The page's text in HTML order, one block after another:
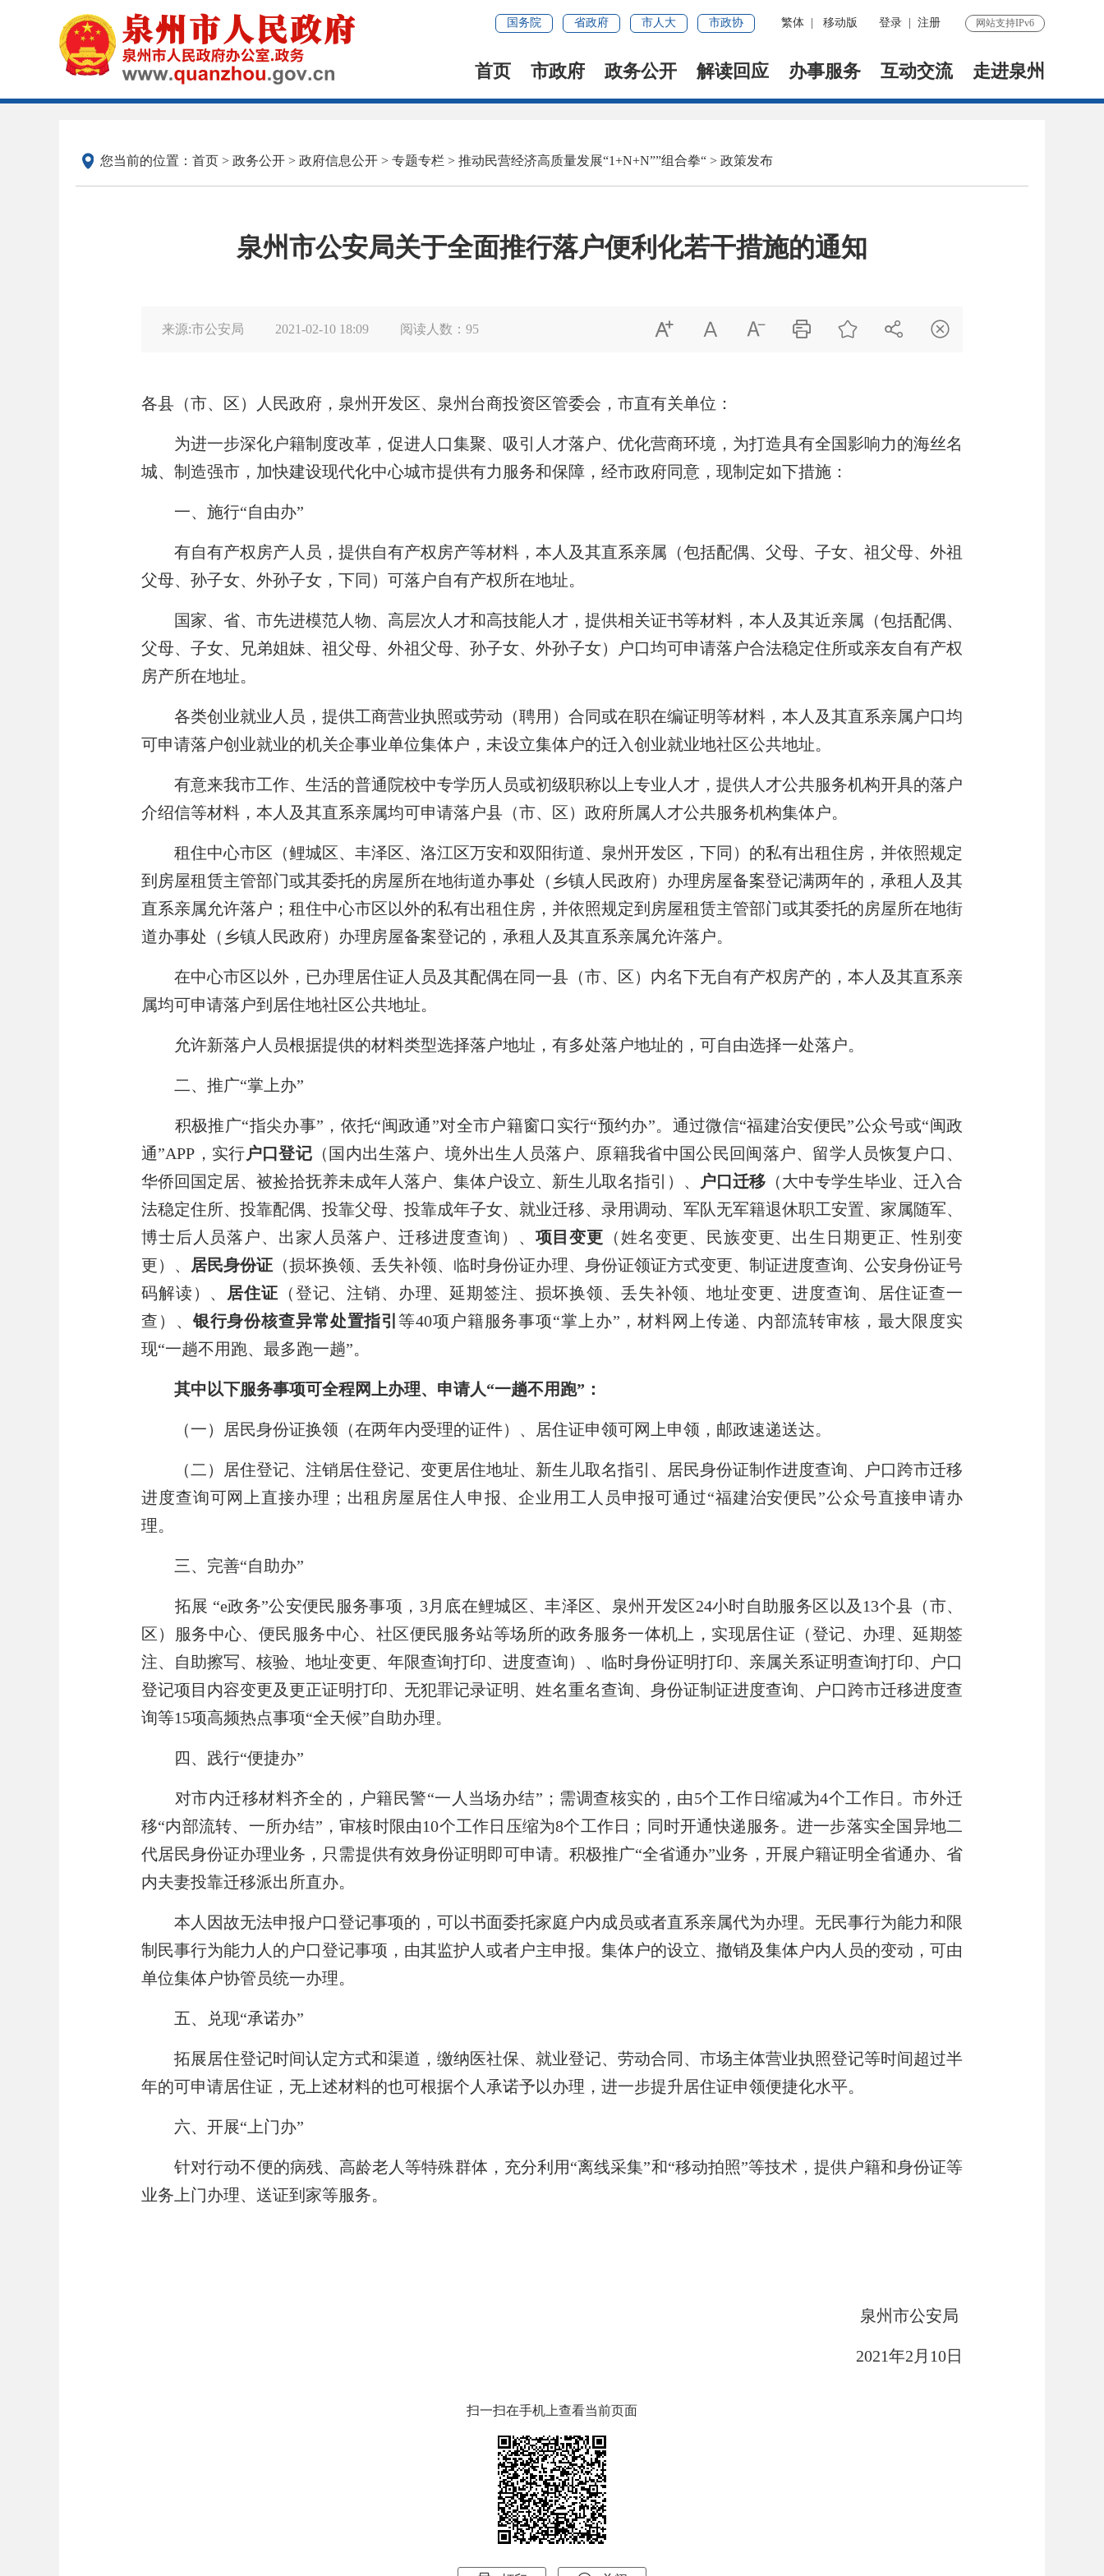
国务院 省政府 市人大 市政协 繁体 移动版 登录 注册 网站支持IPv6
首页 市政府 政务公开 解读回应 办事服务 互动交流 走进泉州
您当前的位置： 首页 > 政务公开 > 政府信息公开 > 专题专栏 > 推动民营经济高质量发展“1+N+N””组合拳“ > 政策发布
泉州市公安局关于全面推行落户便利化若干措施的通知
来源:市公安局 2021-02-10 18:09 阅读人数： 95       
各县（市、区）人民政府，泉州开发区、泉州台商投资区管委会，市直有关单位：
为进一步深化户籍制度改革，促进人口集聚、吸引人才落户、优化营商环境，为打造具有全国影响力的海丝名
城、制造强市，加快建设现代化中心城市提供有力服务和保障，经市政府同意 ，现制定如下措施：
一、施行“自由办”
有自有产权房产人员，提供自有产权房产等材料，本人及其直系亲属（包括配偶、父母、子女、祖父母、外祖
父母、孙子女、外孙子女，下同）可落户自有产权所在地址。
国家、省、市先进模范人物、高层次人才和高技能人才，提供相关证书等材料，本人及其近亲属（包括配偶、
父母、子女、
兄弟姐妹、 祖父母、外祖父母、孙子女、外孙子女）户口均可申请落户合法稳定住所或亲友自有产权
房产所在地址。
各类创业就业人员，提供工商营业执照或劳动（聘用）合同或在职在编证明等材料，本人及其直系亲属户口均
可申请落户创业就业的机关企事业单位集体户，未设立集体户的迁入创业就业地社区公共地址。
有意来我市工作、生活的普通院校中专学历人员或初级职称以上专业人才，提供人才公共服务机构开具的落户
介绍信等材料，本人及其直系亲属均可申请落户县（市、区）政府所属人才公共服务机构集体户。
租住中心市区（鲤城区、丰泽区、洛江区万安和双阳街道、泉州开发区，下同）的私有出租住房，并依照规定
到房屋租赁主管部门或其委托的房屋所在地街道办事处（乡镇人民政府）办理房屋备案登记满两年的，承租人及其
直系亲属允许落户；租住中心市区以外的私有出租住房，并依照规定到房屋租赁主管部门或其委托的房屋所在地街
道办事处（乡镇人民政府）办理房屋备案登记的，承租人及其直系亲属允许落户。
在中心市区以外，已办理居住证人员及其配偶在同一县（市、区）内名下无自有产权房产的，本人及其直系亲
属均可申请落户到居住地社区公共地址。
允许新落户人员根据提供的材料类型选择落户地址，有多处落户地址的，可自由选择一处落户。
二、推广“掌上办”
积极推广“指尖办事”，依托“闽政通”对全市户籍窗口实行“预约办”。通过微信“福建治安便民”公众号或“闽政
通”APP， 实行 户口登记（国内出生落户、境外出生人员落户、原籍我省中国公民回闽落户、留学人员恢复户口、
华侨回国定居、被捡拾抚养未成年人落户、集体户设立、新生儿取名指引）、
户口迁移 （大中专学生毕业、迁入合
法稳定住所、投靠配偶、投靠父母、投靠成年子女、就业迁移、录用调动、军队无军籍退休职工安置、家属随军、
博士后人员落户、出家人员落户、迁移进度查询）、 项目变更 （姓名变更、民族变更、出生日期更正、性别变
更）、 居民身份证 （损坏换领、丢失补领、临时身份证办理、身份证领证方式变更、制证进度查询、公安身份证号
码解读）、 居住证 （登记、注销、办理、延期签注、损坏换领、丢失补领、地址变更、进度查询、居住证查一
查）、 银行身份核查异常处置指引等40项户籍服务事项“掌上办” ，材料网上传递、内部流转审核，最大限度实
现“一趟不用跑、最多跑一趟”。
其中以下服务事项可全程网上办理、申请人“一趟不用跑” ：
（一）居民身份证换领（在两年内受理的证件）、居住证申领可网上申领，邮政速递送达。
（二）居住登记、注销居住登记、变更居住地址、新生儿取名指引、居民身份证制作进度查询、户口跨市迁移
进度查询可网上直接办理；出租房屋居住人申报、企业用工人员申报可通过“福建治安便民”公众号直接申请办
理。
三、完善“自助办”
拓展 “e政务”公安便民服务事项，3月底在鲤城区、丰泽区、泉州开发区24小时自助服务区以及13个县（市、
区）服务中心、便民服务中心、社区便民服务站等场所的政务服务一体机上，实现居住证（登记、办理、延期签
注、自助擦写、核验、地址变更、年限查询打印、进度查询）、临时身份证明打印、亲属关系证明查询打印、户口
登记项目内容变更及更正证明打印、无犯罪记录证明、姓名重名查询、身份证制证进度查询、户口跨市迁移进度查
询等15项高频热点事项“全天候”自助办理。
四、践行“便捷办”
对市内迁移材料齐全的，户籍民警“一人当场办结” ；需调查核实的，由5个工作日缩减为4个工作日。市外迁
移“内部流转、一所办结” ，审核时限由10个工作日压缩为8个工作日；同时开通快递服务。进一步落实全国异地二
代居民身份证办理业务，只需提供有效身份证明即可申请。积极推广“全省通办”业务，开展户籍证明全省通办、省
内夫妻投靠迁移派出所直办。
本人因故无法申报户口登记事项的，可以书面委托家庭户内成员或者直系亲属代为办理。无民事行为能力和限
制民事行为能力人的户口登记事项，由其监护人或者户主申报。 集体户的设立、撤销及集体户内人员的变动，可由
单位集体户协管员统一办理。
五、兑现“承诺办”
拓展居住登记时间认定方式和渠道，缴纳医社保、就业登记、劳动合同、市场主体营业执照登记等时间超过半
年的可申请居住证，无上述材料的也可根据个人承诺予以办理，进一步提升居住证申领便捷化水平。
六、开展“ 上门办”
针对行动不便的病残、高龄老人等特殊群体，充分利用“离线采集”和“移动拍照”等技术，提供户籍和身份证等
业务上门办理、送证到家等服务。
泉州市公安局
2021年2月10日
扫一扫在手机上查看当前页面